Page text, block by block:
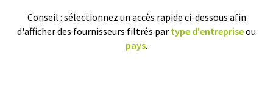
Conseil : sélectionnez un accès rapide ci-dessous afin
d'afficher des fournisseurs filtrés par type d'entrepriseou
pays.